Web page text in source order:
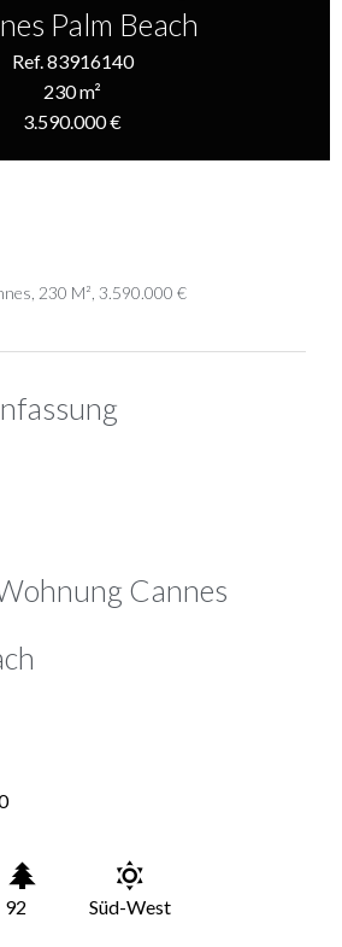
Palm Beach
Ref. 83916140
230 m²
3.590.000 €
230 M², 3.590.000 €
Cannes
92 Süd-West